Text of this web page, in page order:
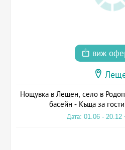
виж
Нощувка в Лещен, село в
басейн - Къща за
Дата: 01.06 - 20.12